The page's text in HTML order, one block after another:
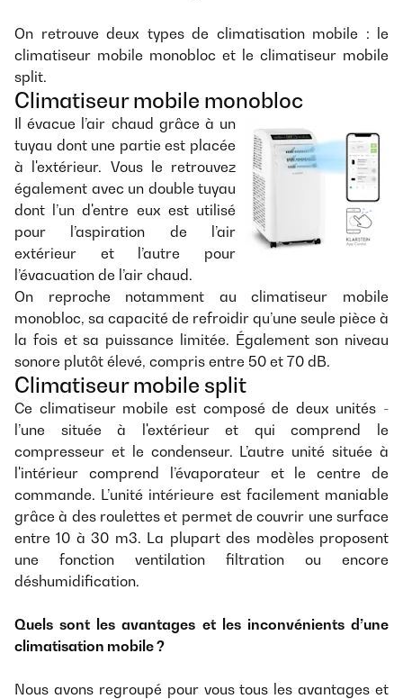
On retrouve deux types de climatisation mobile : le
climatiseur mobile monobloc et le climatiseur mobile
split.
Climatiseur mobile monobloc
Il évacue l’air chaud grâce à un
tuyau dont une partie est placée
à l'extérieur. Vous le retrouvez
également avec un double tuyau
dont l’un d'entre eux est utilisé
pour l’aspiration de l’air
extérieur et l’autre pour
l’évacuation de l’air chaud.
On reproche notamment au climatiseur mobile
monobloc, sa capacité de refroidir qu’une seule pièce à
la fois et sa puissance limitée. Également son niveau
sonore plutôt élevé, compris entre 50 et 70 dB.
Climatiseur mobile split
Ce climatiseur mobile est composé de deux unités -
l’une située à l'extérieur et qui comprend le
compresseur et le condenseur. L’autre unité située à
l'intérieur comprend l’évaporateur et le centre de
commande. L’unité intérieure est facilement maniable
grâce à des roulettes et permet de couvrir une surface
entre 10 à 30 m3. La plupart des modèles proposent
une fonction ventilation filtration ou encore
déshumidification.
Quels sont les avantages et les inconvénients d’une
climatisation mobile ?
Nous avons regroupé pour vous tous les avantages et